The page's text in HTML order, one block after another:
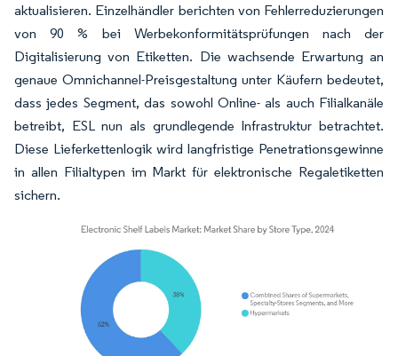
aktualisieren. Einzelhändler berichten von Fehlerreduzierungen
von 90 % bei Werbekonformitätsprüfungen nach der
Digitalisierung von Etiketten. Die wachsende Erwartung an
genaue Omnichannel-Preisgestaltung unter Käufern bedeutet,
dass jedes Segment, das sowohl Online- als auch Filialkanäle
betreibt, ESL nun als grundlegende Infrastruktur betrachtet.
Diese Lieferkettenlogik wird langfristige Penetrationsgewinne
in allen Filialtypen im Markt für elektronische Regaletiketten
sichern.